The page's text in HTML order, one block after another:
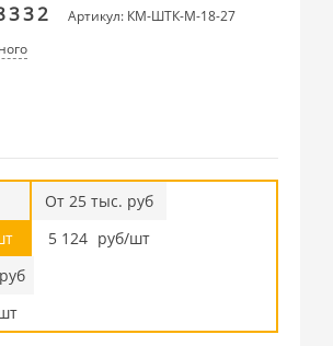
Артикул: КМ-ШТК-М-18-27
От 25 тыс. руб
5 124 руб/шт